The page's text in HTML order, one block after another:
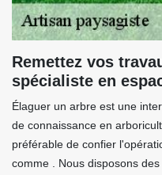
Remettez vos
spécialiste en
Élaguer un arbre est une
de connaissance en
préférable de confier
comme . Nous disposons